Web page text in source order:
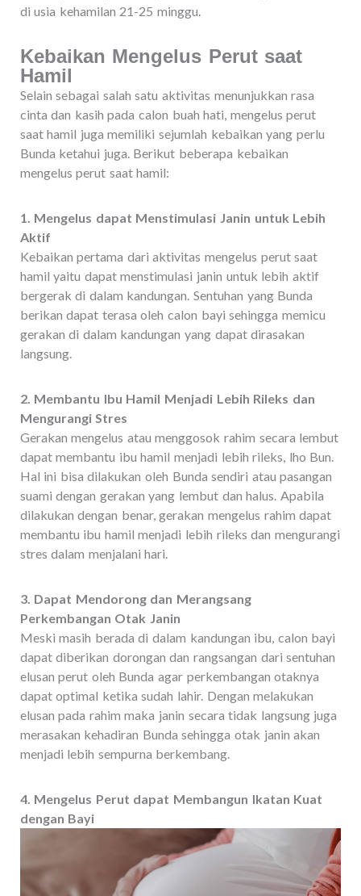
di usia kehamilan 21-25 minggu.
Kebaikan Mengelus Perut saat
Hamil
Selain sebagai salah satu aktivitas menunjukkan rasa
cinta dan kasih pada calon buah hati, mengelus perut
saat hamil juga memiliki sejumlah kebaikan yang perlu
Bunda ketahui juga. Berikut beberapa kebaikan
mengelus perut saat hamil:
1. Mengelus dapat Menstimulasi Janin untuk Lebih
Aktif
Kebaikan pertama dari aktivitas mengelus perut saat
hamil yaitu dapat menstimulasi janin untuk lebih aktif
bergerak di dalam kandungan. Sentuhan yang Bunda
berikan dapat terasa oleh calon bayi sehingga memicu
gerakan di dalam kandungan yang dapat dirasakan
langsung.
2. Membantu Ibu Hamil Menjadi Lebih Rileks dan
Mengurangi Stres
Gerakan mengelus atau menggosok rahim secara lembut
dapat membantu ibu hamil menjadi lebih rileks, lho Bun.
Hal ini bisa dilakukan oleh Bunda sendiri atau pasangan
suami dengan gerakan yang lembut dan halus. Apabila
dilakukan dengan benar, gerakan mengelus rahim dapat
membantu ibu hamil menjadi lebih rileks dan mengurangi
stres dalam menjalani hari.
3. Dapat Mendorong dan Merangsang
Perkembangan Otak Janin
Meski masih berada di dalam kandungan ibu, calon bayi
dapat diberikan dorongan dan rangsangan dari sentuhan
elusan perut oleh Bunda agar perkembangan otaknya
dapat optimal ketika sudah lahir. Dengan melakukan
elusan pada rahim maka janin secara tidak langsung juga
merasakan kehadiran Bunda sehingga otak janin akan
menjadi lebih sempurna berkembang.
4. Mengelus Perut dapat Membangun Ikatan Kuat
dengan Bayi